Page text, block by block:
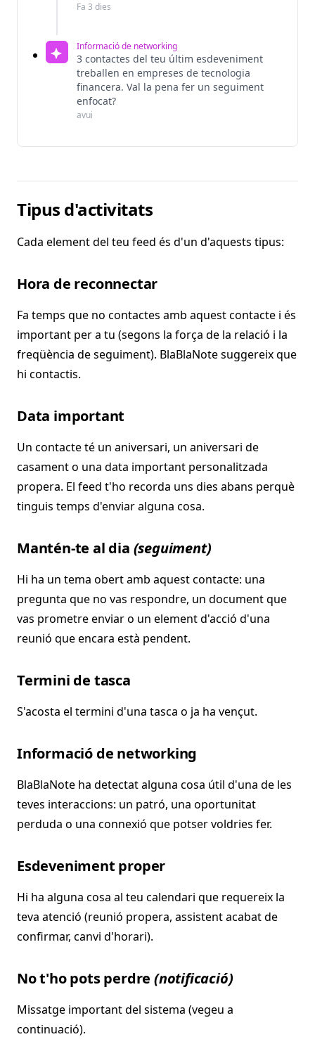
Fa 3 dies
Informació de networking
3 contactes del teu últim esdeveniment
treballen en empreses de tecnologia
financera. Val la pena fer un seguiment
enfocat?
avui
Tipus d'activitats
Cada element del teu feed és d'un d'aquests tipus:
Hora de reconnectar
Fa temps que no contactes amb aquest contacte i és
important per a tu (segons la força de la relació i la
freqüència de seguiment). BlaBlaNote suggereix que
hi contactis.
Data important
Un contacte té un aniversari, un aniversari de
casament o una data important personalitzada
propera. El feed t'ho recorda uns dies abans perquè
tinguis temps d'enviar alguna cosa.
Mantén-te al dia (seguiment)
Hi ha un tema obert amb aquest contacte: una
pregunta que no vas respondre, un document que
vas prometre enviar o un element d'acció d'una
reunió que encara està pendent.
Termini de tasca
S'acosta el termini d'una tasca o ja ha vençut.
Informació de networking
BlaBlaNote ha detectat alguna cosa útil d'una de les
teves interaccions: un patró, una oportunitat
perduda o una connexió que potser voldries fer.
Esdeveniment proper
Hi ha alguna cosa al teu calendari que requereix la
teva atenció (reunió propera, assistent acabat de
confirmar, canvi d'horari).
No t'ho pots perdre (notificació)
Missatge important del sistema (vegeu a
continuació).